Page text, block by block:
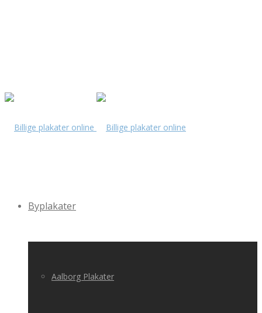
Byplakater
Aalborg Plakater